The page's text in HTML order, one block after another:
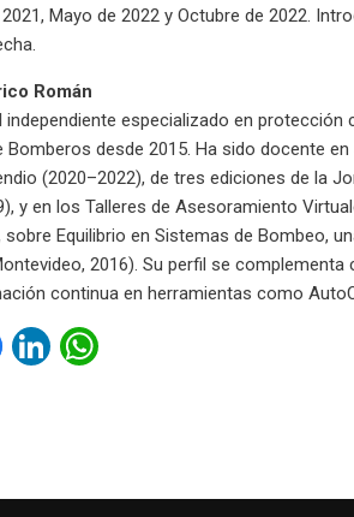
Mayo de 2022 y Octubre de 2022.
Román
especializado en
Bomberos desde 2015. Ha sido docente
(2020–2022), de tres ediciones de la
y en los Talleres de Asesoramiento
sobre Equilibrio en Sistemas de Bombeo,
2016). Su perfil se
continua en herramientas como
F
o
Li
n
A